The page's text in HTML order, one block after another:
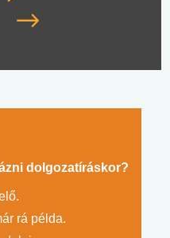
dolgozatíráskor?
rá példa.